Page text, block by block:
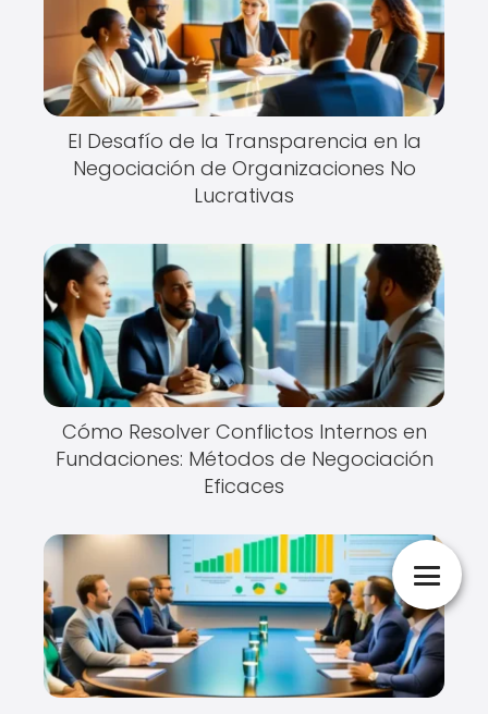
El Desafío de la Transparencia en la
Negociación de Organizaciones No
Lucrativas
Cómo Resolver Conflictos Internos en
Fundaciones: Métodos de Negociación
Eficaces